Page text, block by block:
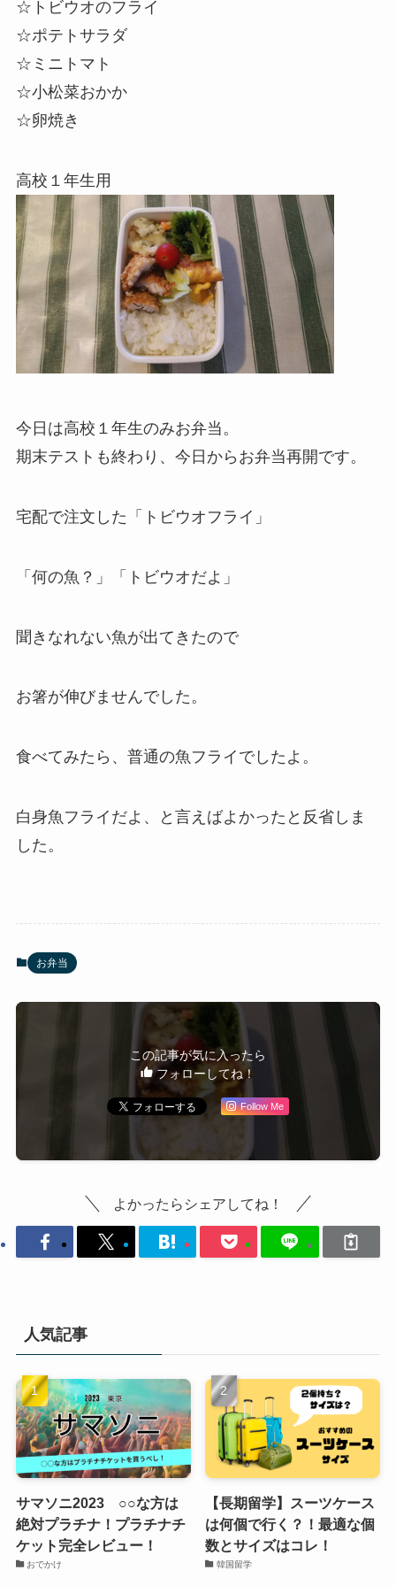
☆トビウオのフライ
☆ポテトサラダ
☆ ミニトマト
☆小松菜おかか
☆卵焼き
高校１年生用
今日は高校１年生のみお弁当。
期末テストも終わり、今日からお弁当再開です。
宅配で注文した「トビウオフライ」
「何の魚？」「トビウオだよ」
聞きなれない魚が出てきたので
お箸が伸びませんでした。
食べてみたら、普通の魚フライでしたよ。
白身魚フライだよ、と言えばよかったと反省しま
した。
お弁当
この記事が気に入ったら
フォローしてね！
Follow Me
よかったらシェアしてね！
人気記事
サマソニ2023 ○○な方は
絶対プラチナ！プラチナチ
ケット完全レビュー！
おでかけ
【長期留学】スーツケース
は何個で行く？！最適な個
数とサイズはコレ！
韓国留学